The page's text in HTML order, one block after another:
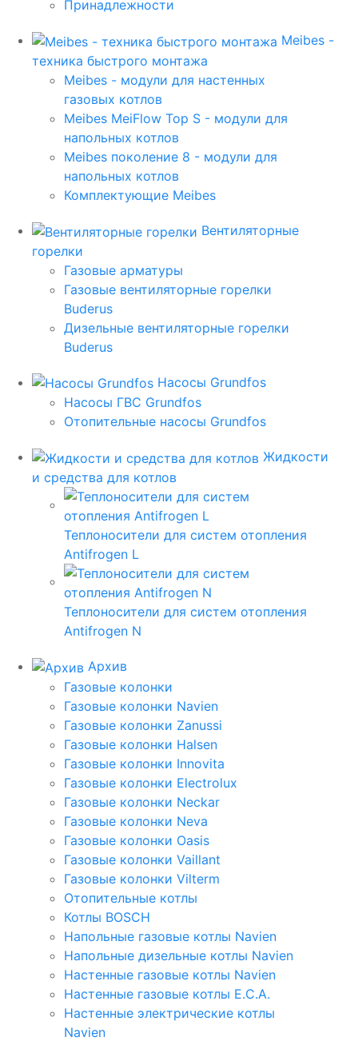
Принадлежности
Meibes -
техника быстрого монтажа
Meibes - модули для настенных
газовых котлов
Meibes MeiFlow Top S - модули для
напольных котлов
Meibes поколение 8 - модули для
напольных котлов
Комплектующие Meibes
Вентиляторные
горелки
Газовые арматуры
Газовые вентиляторные горелки
Buderus
Дизельные вентиляторные горелки
Buderus
Насосы Grundfos
Насосы ГВС Grundfos
Отопительные насосы Grundfos
Жидкости
и средства для котлов
Теплоносители для систем отопления
Antifrogen L
Теплоносители для систем отопления
Antifrogen N
Архив
Газовые колонки
Газовые колонки Navien
Газовые колонки Zanussi
Газовые колонки Halsen
Газовые колонки Innovita
Газовые колонки Electrolux
Газовые колонки Neckar
Газовые колонки Neva
Газовые колонки Oasis
Газовые колонки Vaillant
Газовые колонки Vilterm
Отопительные котлы
Котлы BOSCH
Напольные газовые котлы Navien
Напольные дизельные котлы Navien
Настенные газовые котлы Navien
Настенные газовые котлы E.C.A.
Настенные электрические котлы
Navien